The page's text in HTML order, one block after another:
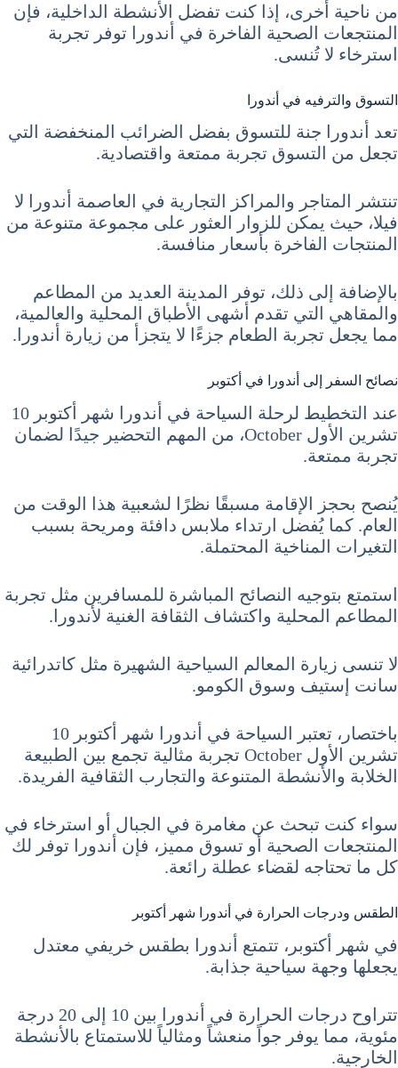
من ناحية أخرى، إذا كنت تفضل الأنشطة الداخلية، فإن
المنتجعات الصحية الفاخرة في أندورا توفر تجربة
استرخاء لا تُنسى.
التسوق والترفيه في أندورا
تعد أندورا جنة للتسوق بفضل الضرائب المنخفضة التي
تجعل من التسوق تجربة ممتعة واقتصادية.
تنتشر المتاجر والمراكز التجارية في العاصمة أندورا لا
فيلا، حيث يمكن للزوار العثور على مجموعة متنوعة من
المنتجات الفاخرة بأسعار منافسة.
بالإضافة إلى ذلك، توفر المدينة العديد من المطاعم
والمقاهي التي تقدم أشهى الأطباق المحلية والعالمية،
مما يجعل تجربة الطعام جزءًا لا يتجزأ من زيارة أندورا.
نصائح السفر إلى أندورا في أكتوبر
عند التخطيط لرحلة السياحة في أندورا شهر أكتوبر 10
تشرين الأول October، من المهم التحضير جيدًا لضمان
تجربة ممتعة.
يُنصح بحجز الإقامة مسبقًا نظرًا لشعبية هذا الوقت من
العام. كما يُفضل ارتداء ملابس دافئة ومريحة بسبب
التغيرات المناخية المحتملة.
استمتع بتوجيه النصائح المباشرة للمسافرين مثل تجربة
المطاعم المحلية واكتشاف الثقافة الغنية لأندورا.
لا تنسى زيارة المعالم السياحية الشهيرة مثل كاتدرائية
سانت إستيف وسوق الكومو.
باختصار، تعتبر السياحة في أندورا شهر أكتوبر 10
تشرين الأول October تجربة مثالية تجمع بين الطبيعة
الخلابة والأنشطة المتنوعة والتجارب الثقافية الفريدة.
سواء كنت تبحث عن مغامرة في الجبال أو استرخاء في
المنتجعات الصحية أو تسوق مميز، فإن أندورا توفر لك
كل ما تحتاجه لقضاء عطلة رائعة.
الطقس ودرجات الحرارة في أندورا شهر أكتوبر
في شهر أكتوبر، تتمتع أندورا بطقس خريفي معتدل
يجعلها وجهة سياحية جذابة.
تتراوح درجات الحرارة في أندورا بين 10 إلى 20 درجة
مئوية، مما يوفر جواً منعشاً ومثالياً للاستمتاع بالأنشطة
الخارجية.